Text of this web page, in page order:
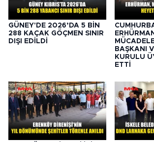
GÜNEY'DE 2026’DA 5 BİN
288 KAÇAK GÖÇMEN SINIR
DIŞI EDİLDİ
BAŞKANI
KURULU
ETTİ